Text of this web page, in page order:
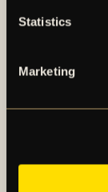
Statistics
Marketing
IK
fördjupa